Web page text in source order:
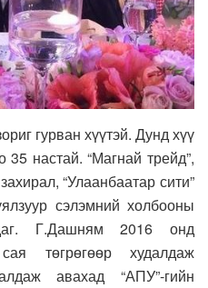
гурван хүүтэй. Дунд хүү
настай. “Магнай трейд”,
“Улаанбаатар сити”
сэлэмний холбооны
Г.Дашням 2016 онд
төгрөгөөр худалдаж
авахад “АПУ”-гийн